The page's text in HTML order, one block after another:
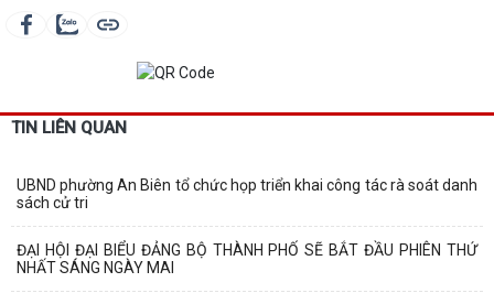
TIN LIÊN QUAN
UBND phường An Biên tổ chức họp triển khai công tác rà soát danh
sách cử tri
ĐẠI HỘI ĐẠI BIỂU ĐẢNG BỘ THÀNH PHỐ SẼ BẮT ĐẦU PHIÊN THỨ
NHẤT SÁNG NGÀY MAI